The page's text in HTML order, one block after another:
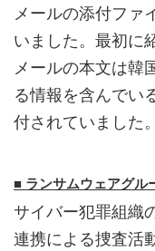
メールの添付ファ
いました。最初に
メールの本文は韓
る情報を含んでい
付されていました。
■ ランサムウェアグル
サイバー犯罪組織
連携による捜査活